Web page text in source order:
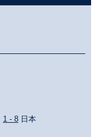
1 - 8 日本